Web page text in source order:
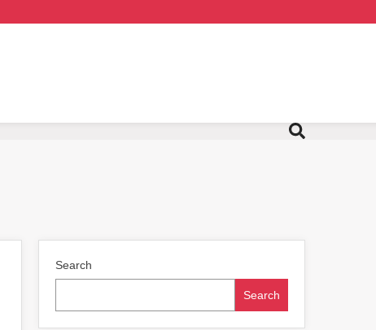
Search
Search